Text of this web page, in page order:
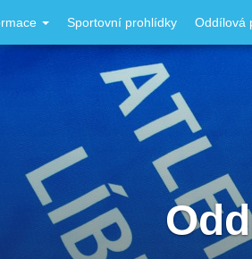
Sportovní prohlídky Oddílová